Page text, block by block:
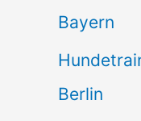
Bayern
Berlin